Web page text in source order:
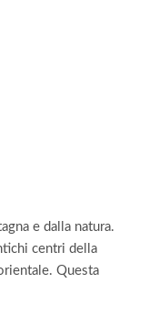
e dalla natura.
centri della
Questa